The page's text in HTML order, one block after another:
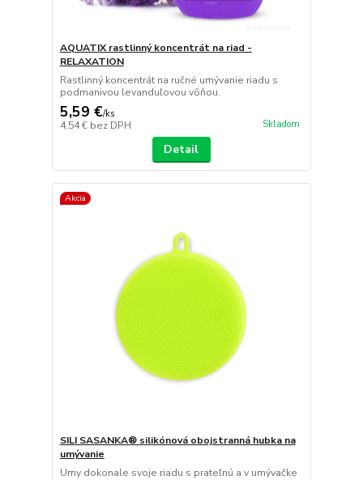
AQUATIX rastlinný koncentrát na riad -
RELAXATION
Rastlinný koncentrát na ručné umývanie riadu s
podmanivou levanduľovou vôňou.
5,59 €/ks
4,54 € bez DPH Skladom
Detail
Akcia
SILI SASANKA® silikónová obojstranná hubka na
umývanie
Umy dokonale svoje riadu s prateľnú a v umývačke